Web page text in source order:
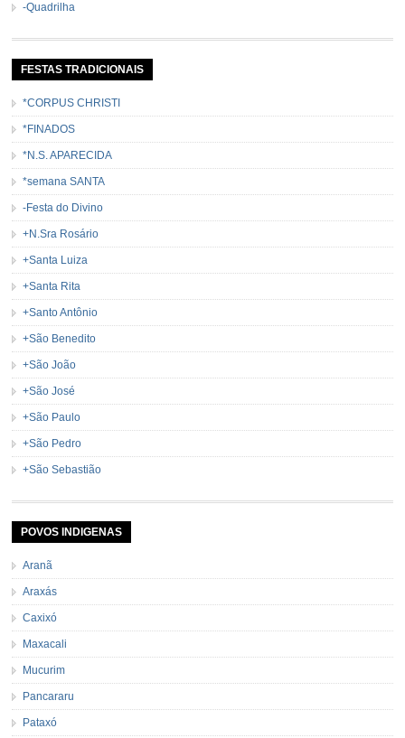
-Quadrilha
FESTAS TRADICIONAIS
*CORPUS CHRISTI
*FINADOS
*N.S. APARECIDA
*semana SANTA
-Festa do Divino
+N.Sra Rosário
+Santa Luiza
+Santa Rita
+Santo Antônio
+São Benedito
+São João
+São José
+São Paulo
+São Pedro
+São Sebastião
POVOS INDIGENAS
Aranã
Araxás
Caxixó
Maxacali
Mucurim
Pancararu
Pataxó